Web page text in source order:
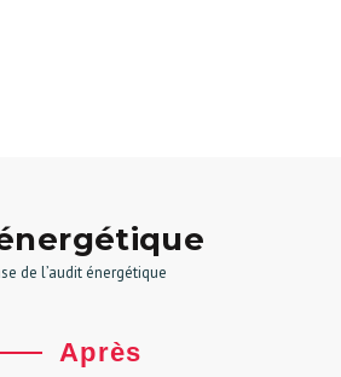
de l’audit énergétique